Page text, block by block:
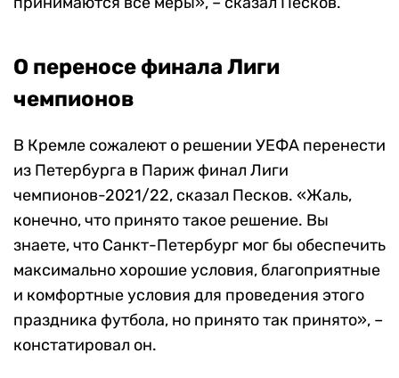
О переносе финала Лиги
чемпионов
В Кремле сожалеют о решении УЕФА перенести
из Петербурга в Париж финал Лиги
чемпионов-2021/22, сказал Песков. «Жаль,
конечно, что принято такое решение. Вы
знаете, что Санкт-Петербург мог бы обеспечить
максимально хорошие условия, благоприятные
и комфортные условия для проведения этого
праздника футбола, но принято так принято», –
констатировал он.